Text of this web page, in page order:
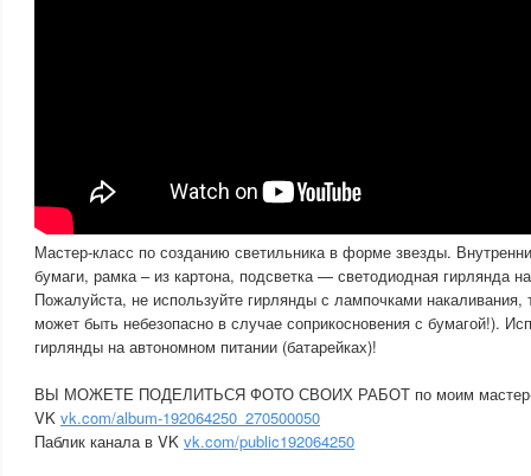
Мастер-класс по созданию светильника в форме звезды.
бумаги, рамка – из картона, подсветка — светодиодная гирлянда
Пожалуйста, не используйте гирлянды с лампочками накаливания,
может быть небезопасно в случае соприкосновения с бумагой!).
гирлянды на автономном питании (батарейках)!
ВЫ МОЖЕТЕ ПОДЕЛИТЬСЯ ФОТО СВОИХ РАБОТ по моим мастер-
VK vk.com/album-192064250_270500050
Паблик канала в VK vk.com/public192064250